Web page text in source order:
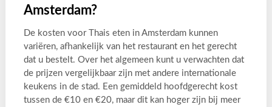
Amsterdam?
De kosten voor Thais eten in Amsterdam kunnen
variëren, afhankelijk van het restaurant en het gerecht
dat u bestelt. Over het algemeen kunt u verwachten dat
de prijzen vergelijkbaar zijn met andere internationale
keukens in de stad. Een gemiddeld hoofdgerecht kost
tussen de €10 en €20, maar dit kan hoger zijn bij meer